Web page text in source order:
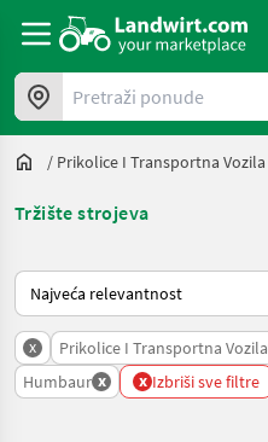
Pretraži ponude
/ Prikolice I Transportna Vozila
Tržište strojeva
Tako se sortira na Landwirt.com
x Prikolice I Transportna Vozila
Humbaur x x Izbriši sve filtre